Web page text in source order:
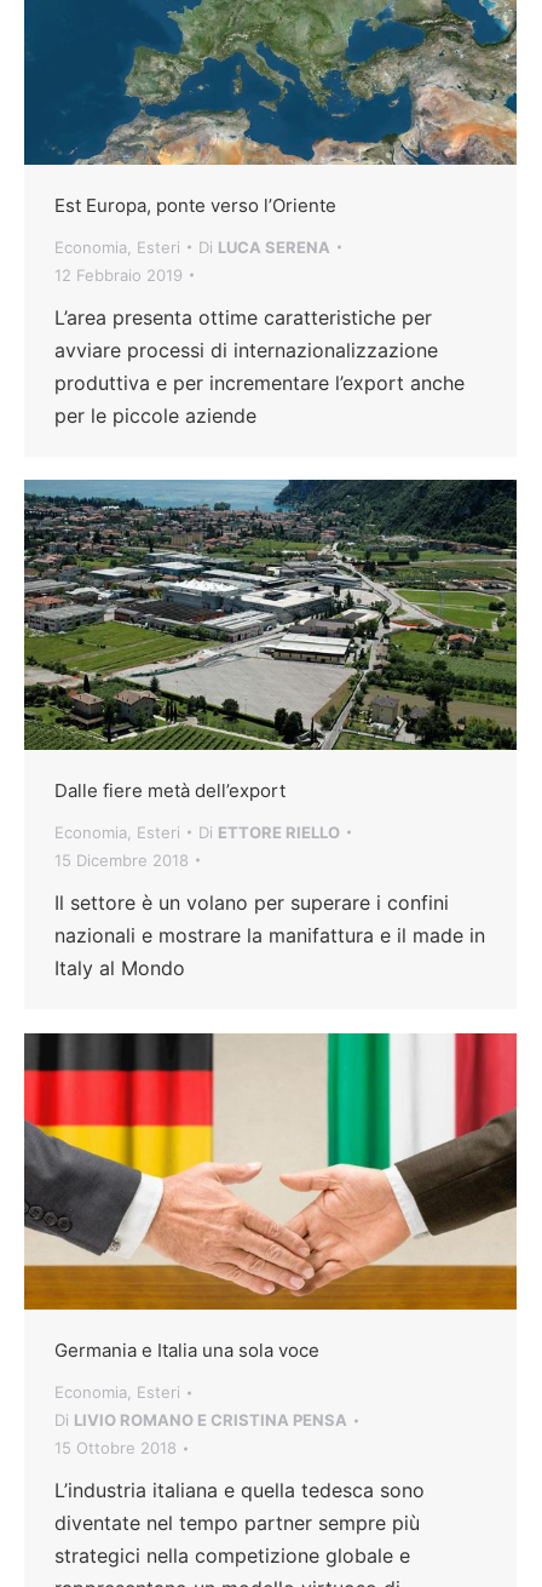
Est Europa, ponte verso l’Oriente
Economia Esteri Di LUCA SERENA
12 Febbraio 2019
L’area presenta ottime caratteristiche per
avviare processi di internazionalizzazione
produttiva e per incrementare l’export anche
per le piccole aziende
Dalle fiere metà dell’export
Economia Esteri Di ETTORE RIELLO
15 Dicembre 2018
Il settore è un volano per superare i confini
nazionali e mostrare la manifattura e il made in
Italy al Mondo
Germania e Italia una sola voce
Economia, Esteri
Di LIVIO ROMANO E CRISTINA PENSA
15 Ottobre 2018
L’industria italiana e quella tedesca sono
diventate nel tempo partner sempre più
strategici nella competizione globale e